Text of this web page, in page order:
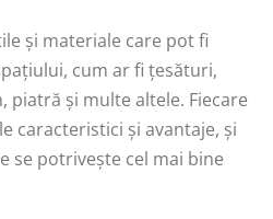
și materiale care pot fi
cum ar fi țesături,
piatră și multe altele. Fiecare
caracteristici și avantaje, și
se potrivește cel mai bine